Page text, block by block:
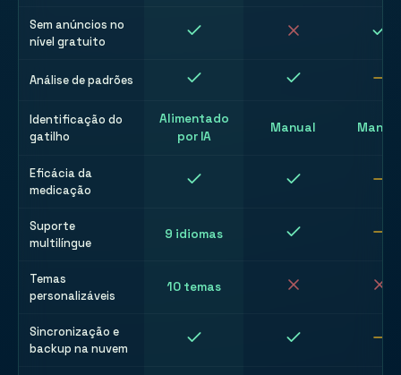
Sem anúncios no
nível gratuito
Análise de padrões
Identificação do
gatilho
Alimentado
por IA
Manual
Eficácia da
medicação
Suporte
multilíngue
9 idiomas
Temas
personalizáveis
10 temas
Sincronização e
backup na nuvem